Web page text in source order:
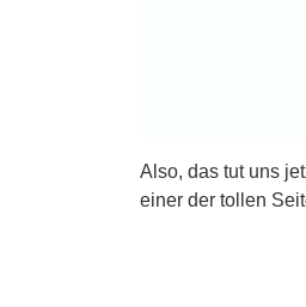
Also, das tut uns
einer der tollen